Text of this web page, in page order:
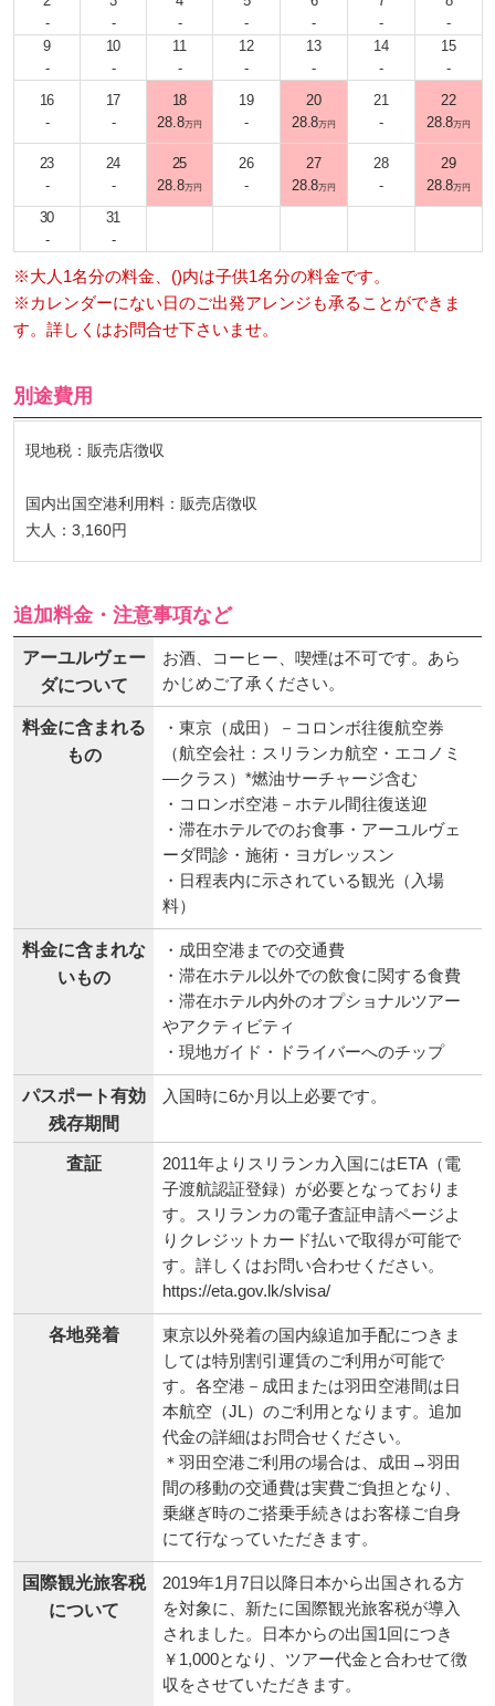
-
-
-
-
-
-
-
9
-
10
-
11
-
12
-
13
-
14
-
15
-
16
-
17
-
18
28.8万円
19
-
20
28.8万円
21
-
22
28.8万円
23
-
24
-
25
28.8万円
26
-
27
28.8万円
28
-
29
28.8万円
30
-
31
-
※大人1名分の料金、()内は子供1名分の料金です。
※カレンダーにない日のご出発アレンジも承ることができま
す。詳しくはお問合せ下さいませ。
別途費用
現地税：販売店徴収
国内出国空港利用料：販売店徴収
大人：3,160円
追加料金・注意事項など
アーユルヴェー
ダについて
お酒、コーヒー、喫煙は不可です。あら
かじめご了承ください。
料金に含まれる
もの
・東京（成田）－コロンボ往復航空券
（航空会社：スリランカ航空・エコノミ
―クラス）*燃油サーチャージ含む
・コロンボ空港－ホテル間往復送迎
・滞在ホテルでのお食事・アーユルヴェ
ーダ問診・施術・ヨガレッスン
・日程表内に示されている観光（入場
料）
料金に含まれな
いもの
・成田空港までの交通費
・滞在ホテル以外での飲食に関する食費
・滞在ホテル内外のオプショナルツアー
やアクティビティ
・現地ガイド・ドライバーへのチップ
パスポート有効
残存期間
入国時に6か月以上必要です。
査証
2011年よりスリランカ入国にはETA（電
子渡航認証登録）が必要となっておりま
す。スリランカの電子査証申請ページよ
りクレジットカード払いで取得が可能で
す。詳しくはお問い合わせください。
https://eta.gov.lk/slvisa/
各地発着
東京以外発着の国内線追加手配につきま
しては特別割引運賃のご利用が可能で
す。各空港－成田または羽田空港間は日
本航空（JL）のご利用となります。追加
代金の詳細はお問合せください。
＊羽田空港ご利用の場合は、成田→羽田
間の移動の交通費は実費ご負担となり、
乗継ぎ時のご搭乗手続きはお客様ご自身
にて行なっていただきます。
国際観光旅客税
について
2019年1月7日以降日本から出国される方
を対象に、新たに国際観光旅客税が導入
されました。日本からの出国1回につき
￥1,000となり、ツアー代金と合わせて徴
収をさせていただきます。